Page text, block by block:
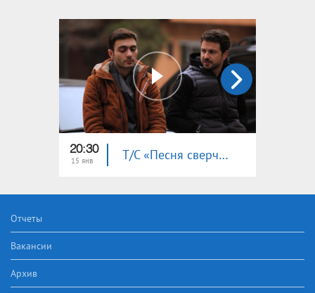
20:30
15 янв Т/С «Песня сверчка» (серия 32)
Отчеты
Вакансии
Архив